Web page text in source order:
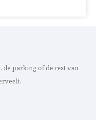
de parking of de rest van